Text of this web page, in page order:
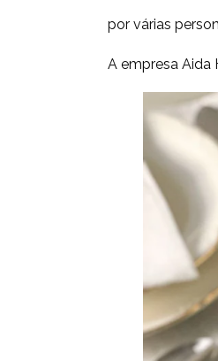
por várias
A empresa Aida